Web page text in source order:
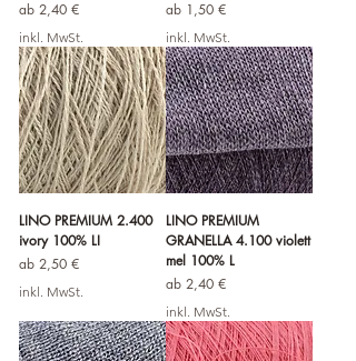
ab 2,40 €
Sale-Preis
inkl. MwSt.
ab 1,50 €
Sale-Preis
inkl. MwSt.
LINO PREMIUM 2.400
ivory 100% LI
ab 2,50 €
Sale-Preis
inkl. MwSt.
LINO PREMIUM
GRANELLA 4.100 violett
mel 100% L
ab 2,40 €
Sale-Preis
inkl. MwSt.